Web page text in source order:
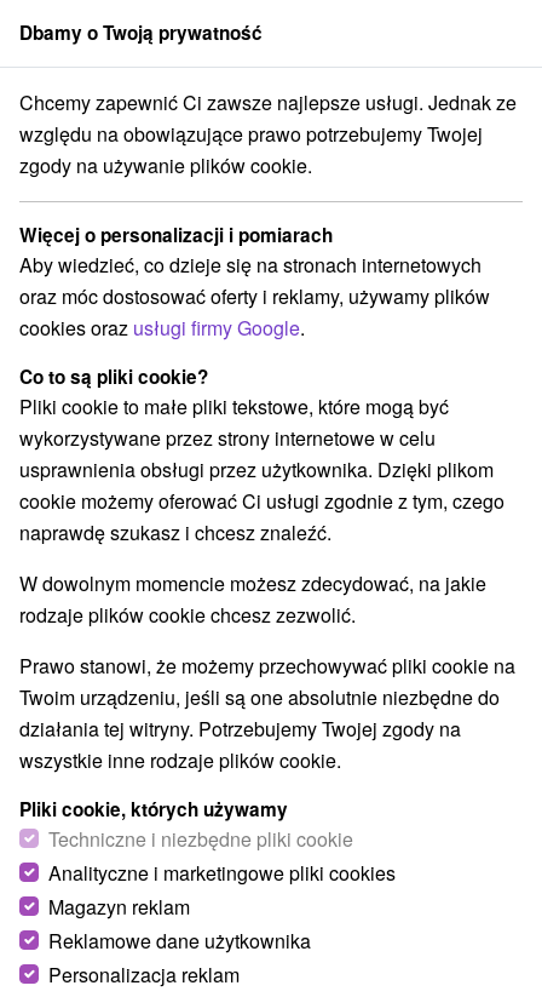
członek grupySorger
Atrakcje na Słowacji Wieże obserwacyjne i chodniki w spa
Wieże obserwacyjne i chodniki w
spa
Kategorie
Wszystkie kategorie
Rafting, rafting, rafting
Zamki, pałace, ruiny(9)
Loty widokowe i rejsy wycieczkowe(2) Sporty(5)
Jazda konna(1) Skanseny(2) Chaty górskie(6)
Zamki(2) Miejsca sakralne(2)
Wieże obserwacyjne i chodniki(2)
Obiekty architektoniczne(2) Ośrodek narciarski
Pola golfowe (4) Tory gokartowe(1)
Amfiteatry i kina w przyrodzie (1)
Túry a turistické chodníky Tarcze Jaskinie
Kolejki linowe (1) Atrakcje z adrenaliną (11)
Atrakcje turystyczne (18) Muzea i galerie
Ogrody zoologiczne i fermy zwierząt
Ogrody botaniczne (1)
Jeziora, jeziora, zbiorniki wodne
Atrakcje dla dzieci(31) Zabytki techniki
Wodospady(5) Kościoły drewniane(3)
Aquaparki, baseny(12)
Ośrodki i miasteczka dziecięce(3)
Areny laserowe i paintball
Dbamy o Twoją prywatność
Chcemy zapewnić Ci zawsze najlepsze usługi. Jednak ze
względu na obowiązujące prawo potrzebujemy Twojej
zgody na używanie plików cookie.
Więcej o personalizacji i pomiarach
Aby wiedzieć, co dzieje się na stronach internetowych
oraz móc dostosować oferty i reklamy, używamy plików
cookies oraz usługi firmy Google.
Co to są pliki cookie?
Pliki cookie to małe pliki tekstowe, które mogą być
wykorzystywane przez strony internetowe w celu
usprawnienia obsługi przez użytkownika. Dzięki plikom
cookie możemy oferować Ci usługi zgodnie z tym, czego
naprawdę szukasz i chcesz znaleźć.
W dowolnym momencie możesz zdecydować, na jakie
rodzaje plików cookie chcesz zezwolić.
Prawo stanowi, że możemy przechowywać pliki cookie na
Twoim urządzeniu, jeśli są one absolutnie niezbędne do
działania tej witryny. Potrzebujemy Twojej zgody na
wszystkie inne rodzaje plików cookie.
Pliki cookie, których używamy
Techniczne i niezbędne pliki cookie
Analityczne i marketingowe pliki cookies
Magazyn reklam
Reklamowe dane użytkownika
Personalizacja reklam